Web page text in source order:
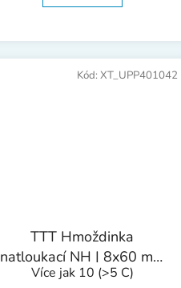
TTT Hmoždinka
natloukací NH | 8x60 mm
1bal/50ks
Více jak 10 (>5 C)
Kód: XT_UPP401042